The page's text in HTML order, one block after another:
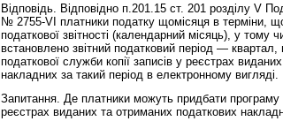
Відповідь. Відповідно п.201.15 ст. 201 розділу V
№ 2755-VI платники податку щомісяця в терміни,
податкової звітності (календарний місяць), у тому
встановлено звітний податковий період —
податкової служби копії записів у реєстрах
накладних за такий період в електронному вигляді.
Запитання. Де платники можуть придбати програму
реєстрах виданих та отриманих податкових